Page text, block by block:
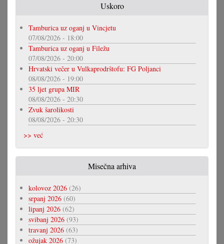
Uskoro
Tamburica uz oganj u Vincjetu
07/08/2026 - 18:00
Tamburica uz oganj u Filežu
07/08/2026 - 20:00
Hrvatski večer u Vulkaprodrštofu: FG Poljanci
08/08/2026 - 19:00
35 ljet grupa MIR
08/08/2026 - 20:30
Zvuk šarolikosti
08/08/2026 - 20:30
>> već
Misečna arhiva
kolovoz 2026 (26)
srpanj 2026 (60)
lipanj 2026 (62)
svibanj 2026 (93)
travanj 2026 (63)
ožujak 2026 (73)